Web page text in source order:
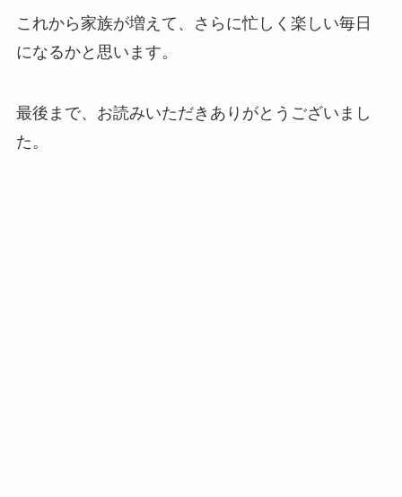
これから家族が増えて、さらに忙しく楽しい毎日
になるかと思います。
最後まで、お読みいただきありがとうございまし
た。